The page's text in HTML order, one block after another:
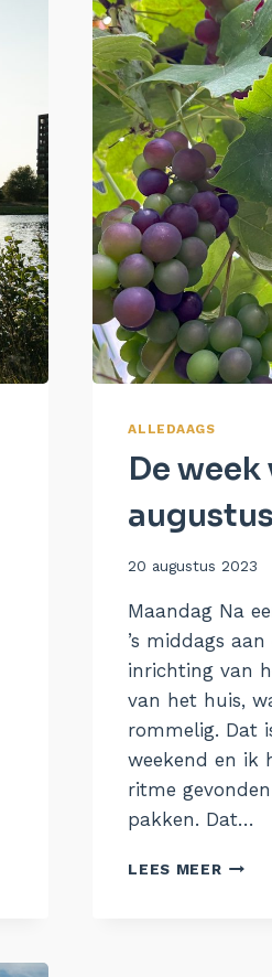
ALLEDAAGS
De week
augustus
Door
20 augustus 2023
Maandag Na
’s middags
inrichting van
van het huis,
rommelig. Dat
weekend en ik
ritme
pakken. Dat…
LEES MEERDE